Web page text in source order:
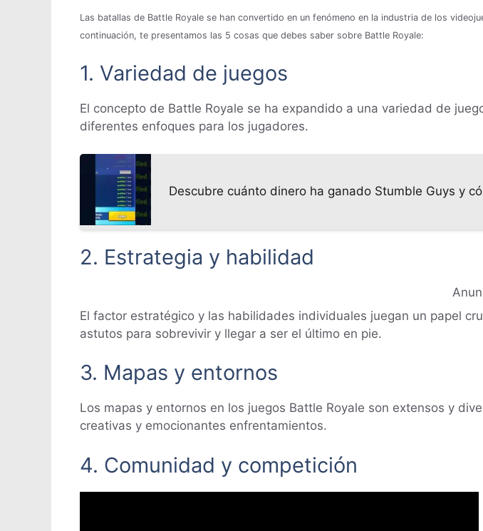
Las batallas de Battle Royale se han convertido en un fenómeno en la industria de los
continuación, te presentamos las 5 cosas que debes saber sobre Battle Royale:
1. Variedad de juegos
El concepto de Battle Royale se ha expandido a una variedad de
diferentes enfoques para los jugadores.
Descubre cuánto dinero ha ganado Stumble Guys y
2. Estrategia y habilidad
El factor estratégico y las habilidades individuales juegan un papel
astutos para sobrevivir y llegar a ser el último en pie.
3. Mapas y entornos
Los mapas y entornos en los juegos Battle Royale son extensos y
creativas y emocionantes enfrentamientos.
4. Comunidad y competición